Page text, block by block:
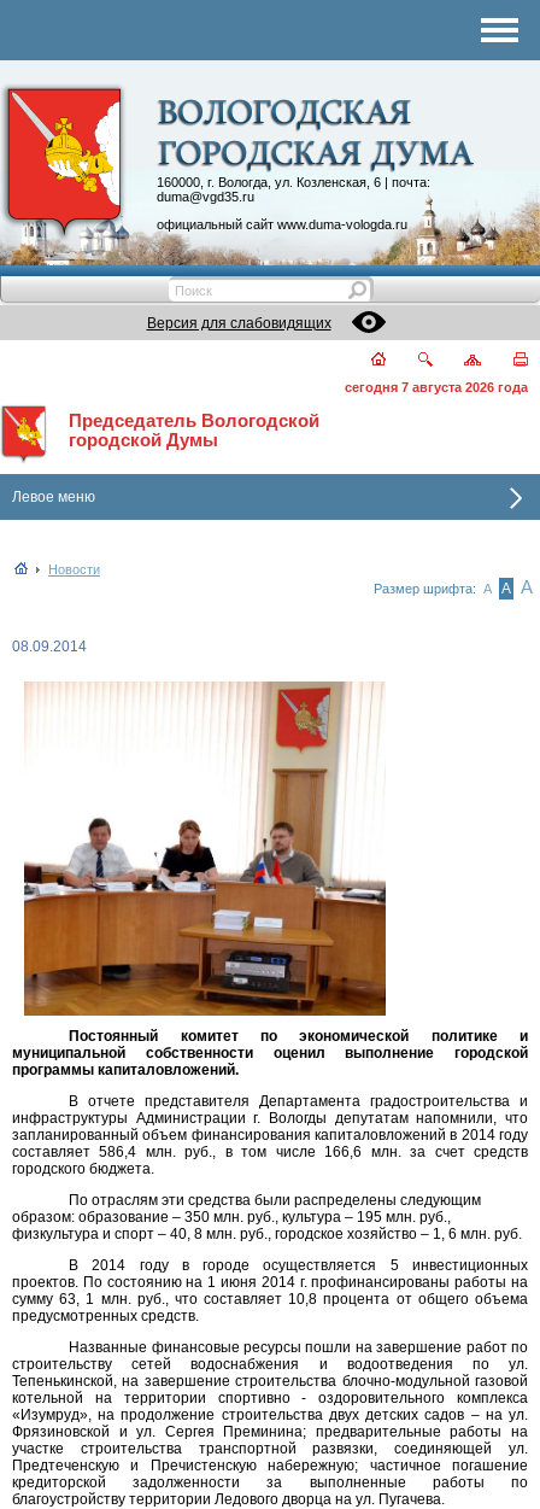
160000, г. Вологда, ул. Козленская, 6 | почта:
duma@vgd35.ru
официальный сайт www.duma-vologda.ru
Контакты
Депутатские объединения
Версия для слабовидящих
сегодня 7 августа 2026 года
Председатель Вологодской
городской Думы
Левое меню
Новости
Размер шрифта: А А А
08.09.2014
Постоянный комитет по экономической политике и
муниципальной собственности оценил выполнение городской
программы капиталовложений.
В отчете представителя Департамента градостроительства и
инфраструктуры Администрации г. Вологды депутатам напомнили, что
запланированный объем финансирования капиталовложений в 2014 году
составляет 586,4 млн. руб., в том числе 166,6 млн. за счет средств
городского бюджета.
По отраслям эти средства были распределены следующим
образом: образование – 350 млн. руб., культура – 195 млн. руб.,
физкультура и спорт – 40, 8 млн. руб., городское хозяйство – 1, 6 млн. руб.
В 2014 году в городе осуществляется 5 инвестиционных
проектов. По состоянию на 1 июня 2014 г. профинансированы работы на
сумму 63, 1 млн. руб., что составляет 10,8 процента от общего объема
предусмотренных средств.
Названные финансовые ресурсы пошли на завершение работ по
строительству сетей водоснабжения и водоотведения по ул.
Тепенькинской, на завершение строительства блочно-модульной газовой
котельной на территории спортивно - оздоровительного комплекса
«Изумруд», на продолжение строительства двух детских садов – на ул.
Фрязиновской и ул. Сергея Преминина; предварительные работы на
участке строительства транспортной развязки, соединяющей ул.
Предтеченскую и Пречистенскую набережную; частичное погашение
кредиторской задолженности за выполненные работы по
благоустройству территории Ледового дворца на ул. Пугачева.